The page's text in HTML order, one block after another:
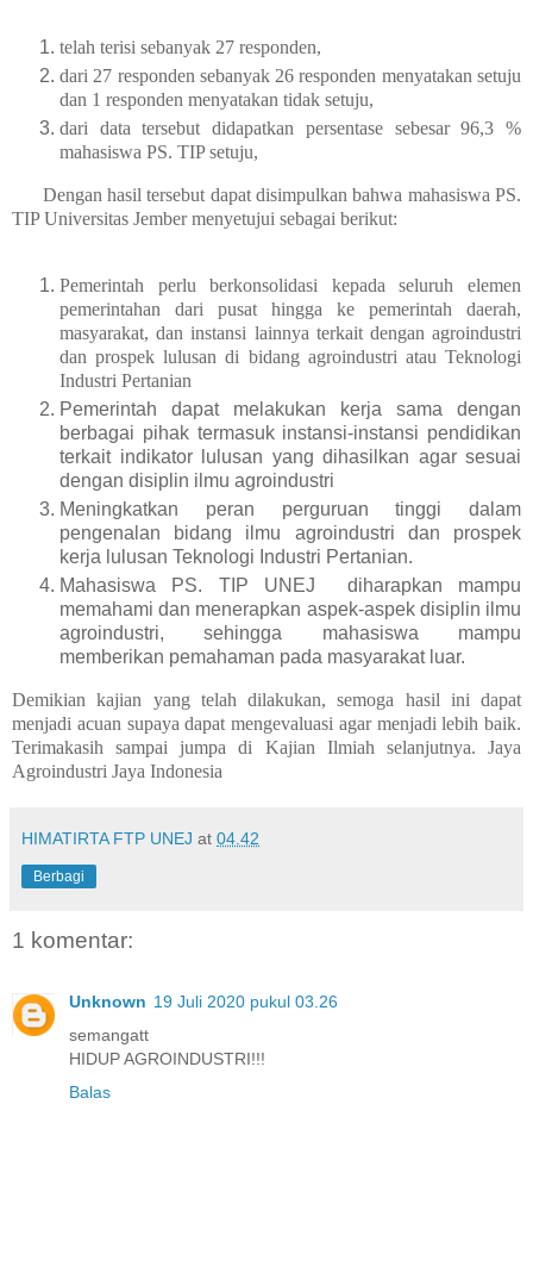
telah terisi sebanyak 27 responden,
dari 27 responden sebanyak 26 responden menyatakan setuju
dan 1 responden menyatakan tidak setuju,
dari data tersebut didapatkan persentase sebesar 96,3 %
mahasiswa PS. TIP setuju,
Dengan hasil tersebut dapat disimpulkan bahwa mahasiswa PS.
TIP Universitas Jember menyetujui sebagai berikut:
Pemerintah perlu berkonsolidasi kepada seluruh elemen
pemerintahan dari pusat hingga ke pemerintah daerah,
masyarakat, dan instansi lainnya terkait dengan agroindustri
dan prospek lulusan di bidang agroindustri atau Teknologi
Industri Pertanian
Pemerintah dapat melakukan kerja sama dengan
berbagai pihak termasuk instansi-instansi pendidikan
terkait indikator lulusan yang dihasilkan agar sesuai
dengan disiplin ilmu agroindustri
Meningkatkan peran perguruan tinggi dalam
pengenalan bidang ilmu agroindustri dan prospek
kerja lulusan Teknologi Industri Pertanian.
Mahasiswa PS. TIP UNEJ diharapkan mampu
memahami dan menerapkan aspek-aspek disiplin ilmu
agroindustri, sehingga mahasiswa mampu
memberikan pemahaman pada masyarakat luar.
Demikian kajian yang telah dilakukan, semoga hasil ini dapat
menjadi acuan supaya dapat mengevaluasi agar menjadi lebih baik.
Terimakasih sampai jumpa di Kajian Ilmiah selanjutnya. Jaya
Agroindustri Jaya Indonesia
HIMATIRTA FTP UNEJ at 04.42
Berbagi
1 komentar:
Unknown 19 Juli 2020 pukul 03.26
semangatt
HIDUP AGROINDUSTRI!!!
Balas